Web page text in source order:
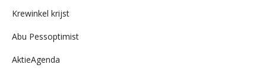
Krewinkel krijst
Abu Pessoptimist
AktieAgenda